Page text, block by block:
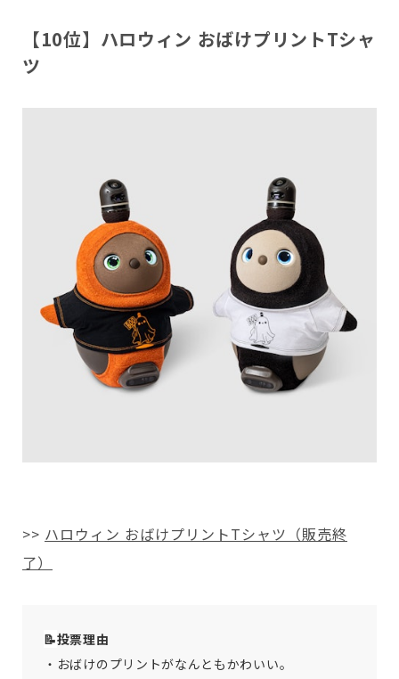
【10位】ハロウィン おばけプリントTシャ
ツ
>> ハロウィン おばけプリントTシャツ（販売終
了）
📝投票理由
・おばけのプリントがなんともかわいい。